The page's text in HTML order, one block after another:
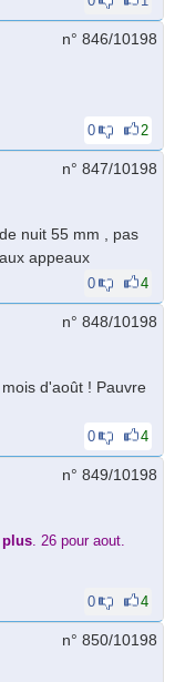
n° 846/10198
0 2
n° 847/10198
nuit 55 mm , pas
appeaux
0 4
n° 848/10198
d'août ! Pauvre
0 4
n° 849/10198
plus. 26 pour aout.
0
4
n° 850/10198